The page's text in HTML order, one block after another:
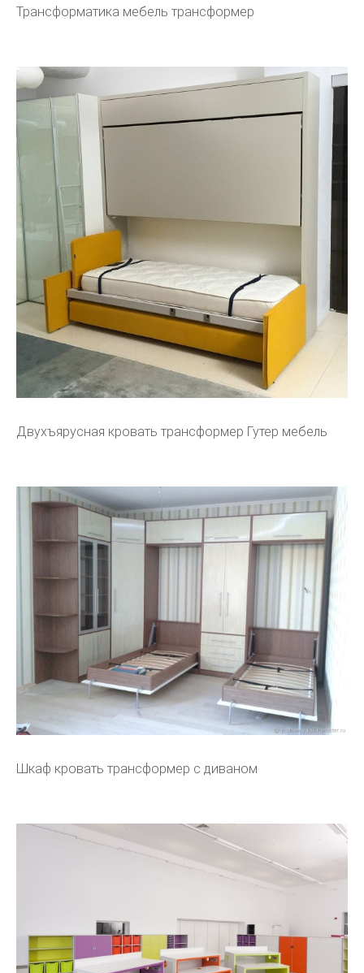
Трансформатика мебель трансформер
Двухъярусная кровать трансформер Гутер мебель
Шкаф кровать трансформер с диваном